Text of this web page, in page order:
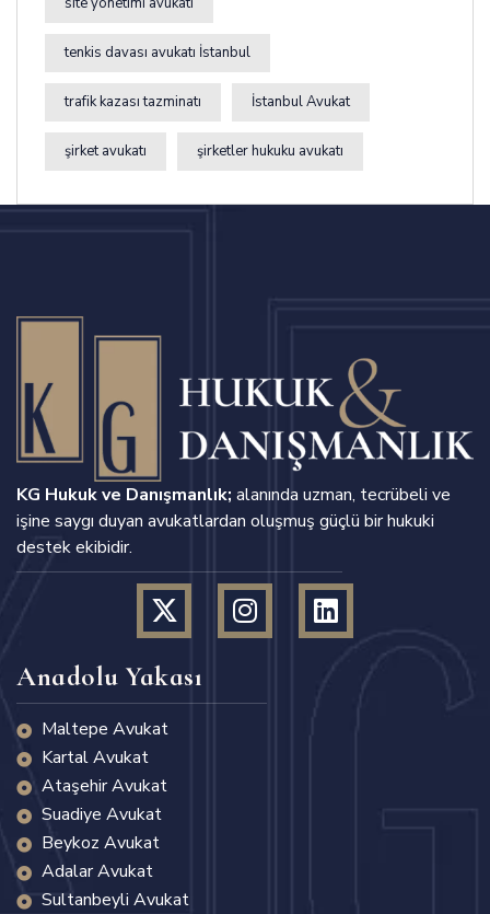
tenkis davası avukatı İstanbul
trafik kazası tazminatı İstanbul Avukat
şirket avukatı şirketler hukuku avukatı
KG Hukuk ve Danışmanlık; alanında uzman, tecrübeli ve
işine saygı duyan avukatlardan oluşmuş güçlü bir hukuki
destek ekibidir.
Anadolu Yakası
Maltepe Avukat
Kartal Avukat
Ataşehir Avukat
Suadiye Avukat
Beykoz Avukat
Adalar Avukat
Sultanbeyli Avukat